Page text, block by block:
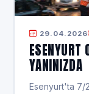
29.04.2026
ESENYURT
YANINIZDA
Esenyurt'ta 7/